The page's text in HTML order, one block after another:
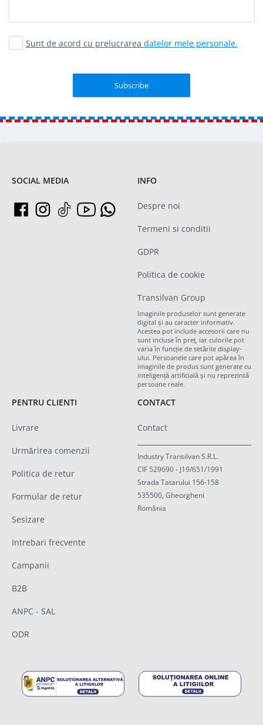
Sunt de acord cu prelucrarea datelor mele personale.
SOCIAL MEDIA INFO
Despre noi
Termeni si conditii
GDPR
Politica de cookie
Transilvan Group
Imaginile produselor sunt generate
digital și au caracter informativ.
Acestea pot include accesorii care nu
sunt incluse în preț, iar culorile pot
varia în funcție de setările display-
ului. Persoanele care pot apărea în
imaginile de produs sunt generate cu
inteligență artificială și nu reprezintă
persoane reale.
PENTRU CLIENTI
Livrare
Urmărirea comenzii
Politica de retur
Formular de retur
Sesizare
Intrebari frecvente
Campanii
B2B
ANPC - SAL
ODR
CONTACT
Contact
Industry Transilvan S.R.L.
CIF 529690 - J19/651/1991
Strada Tatarului 156-158
535500, Gheorgheni
România